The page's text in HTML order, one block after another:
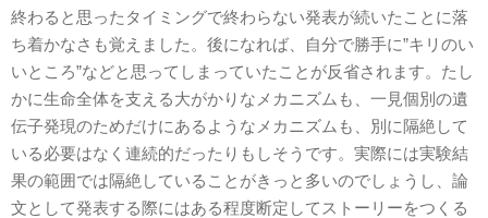
終わると思ったタイミングで終わらない発表が続いたことに落
ち着かなさも覚えました。後になれば、自分で勝手に”キリのい
いところ”などと思ってしまっていたことが反省されます。たし
かに生命全体を支える大がかりなメカニズムも、一見個別の遺
伝子発現のためだけにあるようなメカニズムも、別に隔絶して
いる必要はなく連続的だったりもしそうです。実際には実験結
果の範囲では隔絶していることがきっと多いのでしょうし、論
文として発表する際にはある程度断定してストーリーをつくる